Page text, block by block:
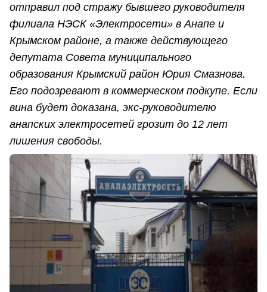
отправил под стражу бывшего руководителя
филиала НЭСК «Электросети» в Анапе и
Крымском районе, а также действующего
депутата Совета муниципального
образования Крымский район Юрия Смазнова.
Его подозревают в коммерческом подкупе. Если
вина будет доказана, экс-руководителю
анапских электросетей грозит до 12 лет
лишения свободы.